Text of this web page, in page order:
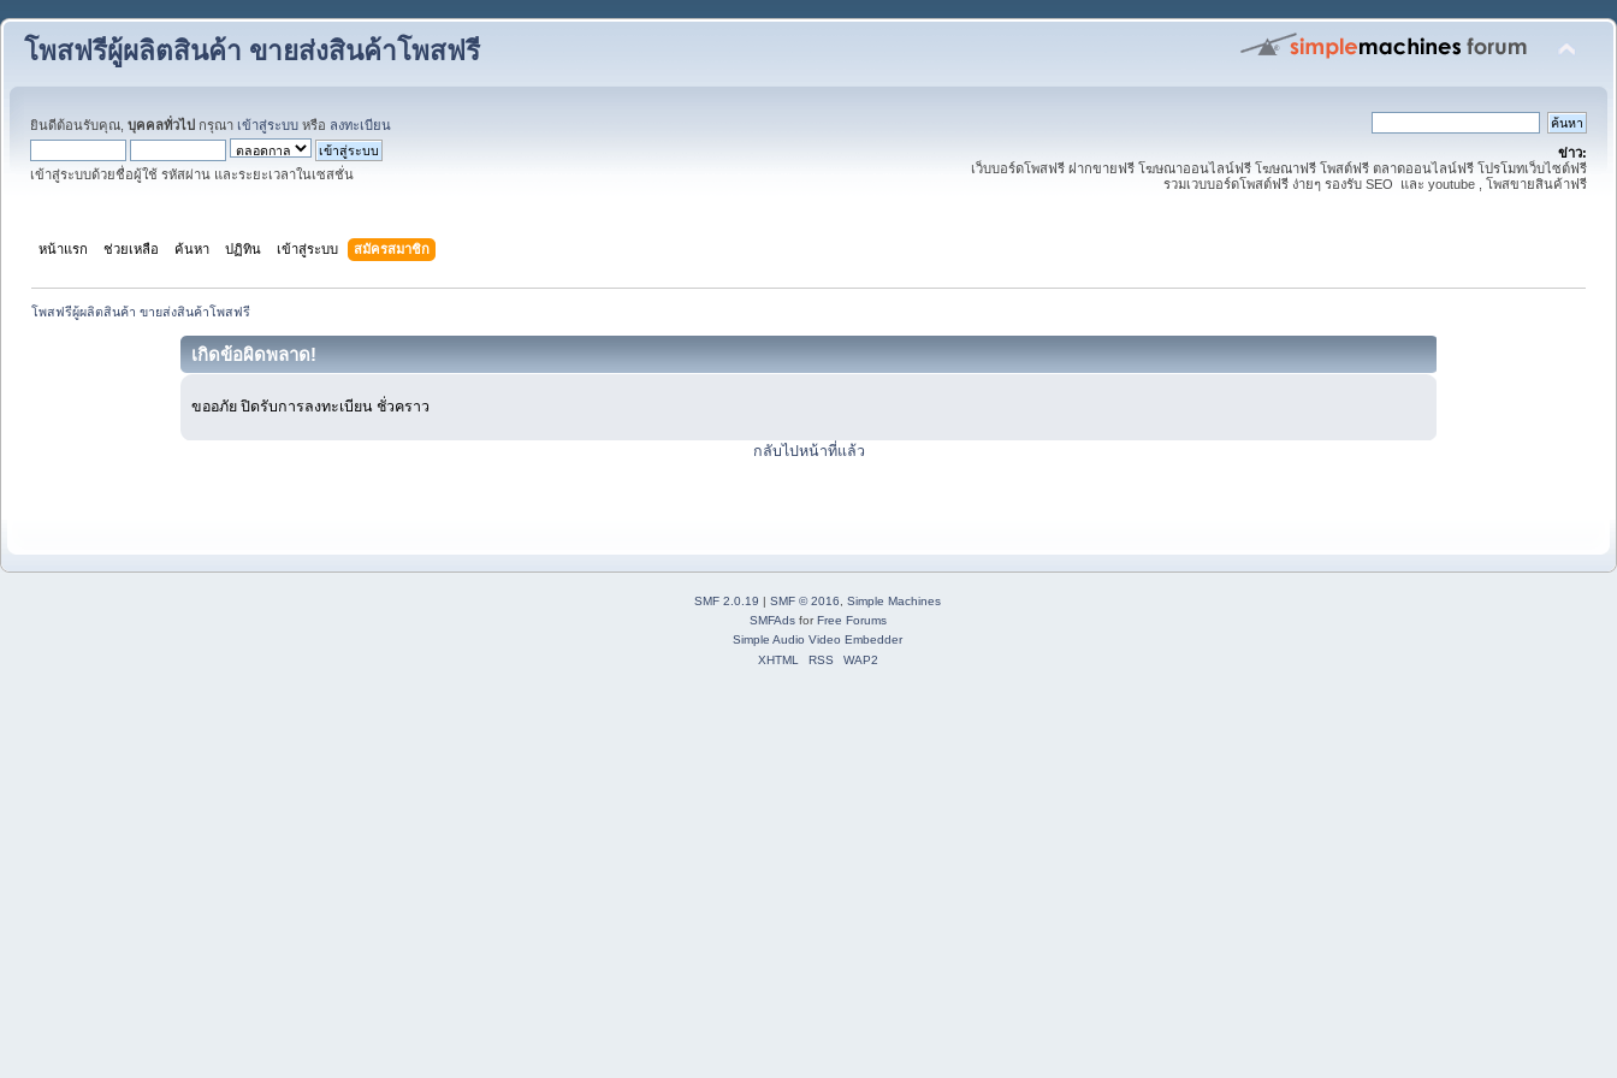
โพสฟรีผู้ผลิตสินค้า ขายส่งสินค้าโพสฟรี
ยินดีต้อนรับคุณ, บุคคลทั่วไป กรุณา เข้าสู่ระบบ หรือ ลงทะเบียน
เข้าสู่ระบบด้วยชื่อผู้ใช้ รหัสผ่าน และระยะเวลาในเซสชั่น
ข่าว:
เว็บบอร์ดโพสฟรี ฝากขายฟรี โฆษณาออนไลน์ฟรี โฆษณาฟรี โพสต์ฟรี ตลาดออนไลน์ฟรี โปรโมทเว็บไซต์ฟรี
รวมเวบบอร์ดโพสต์ฟรี ง่ายๆ รองรับ SEO และ youtube , โพสขายสินค้าฟรี
หน้าแรก ช่วยเหลือ ค้นหา ปฏิทิน เข้าสู่ระบบ สมัครสมาชิก
โพสฟรีผู้ผลิตสินค้า ขายส่งสินค้าโพสฟรี
เกิดข้อผิดพลาด!
ขออภัย ปิดรับการลงทะเบียน ชั่วคราว
กลับไปหน้าที่แล้ว
SMF 2.0.19 | SMF © 2016, Simple Machines
SMFAdsforFree Forums
Simple Audio Video Embedder
XHTML
RSS WAP2